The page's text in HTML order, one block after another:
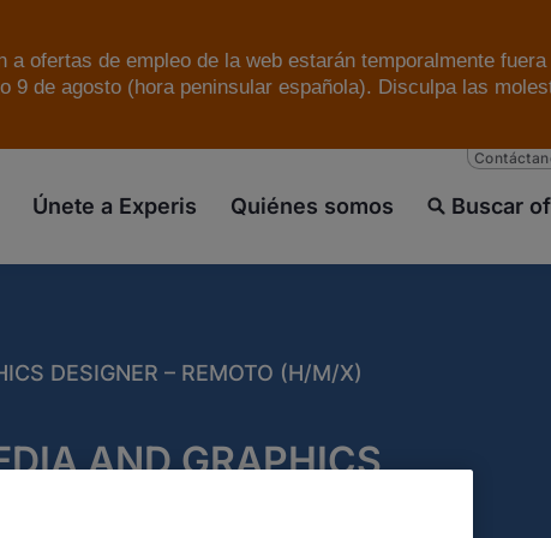
ofertas de empleo de la web estarán temporalmente
9 de agosto (hora peninsular española). Disculpa las
Únete a Experis Quiénes somos Buscar
DESIGNER – REMOTO (H/M/X)
AND GRAPHICS
(H/M/X)